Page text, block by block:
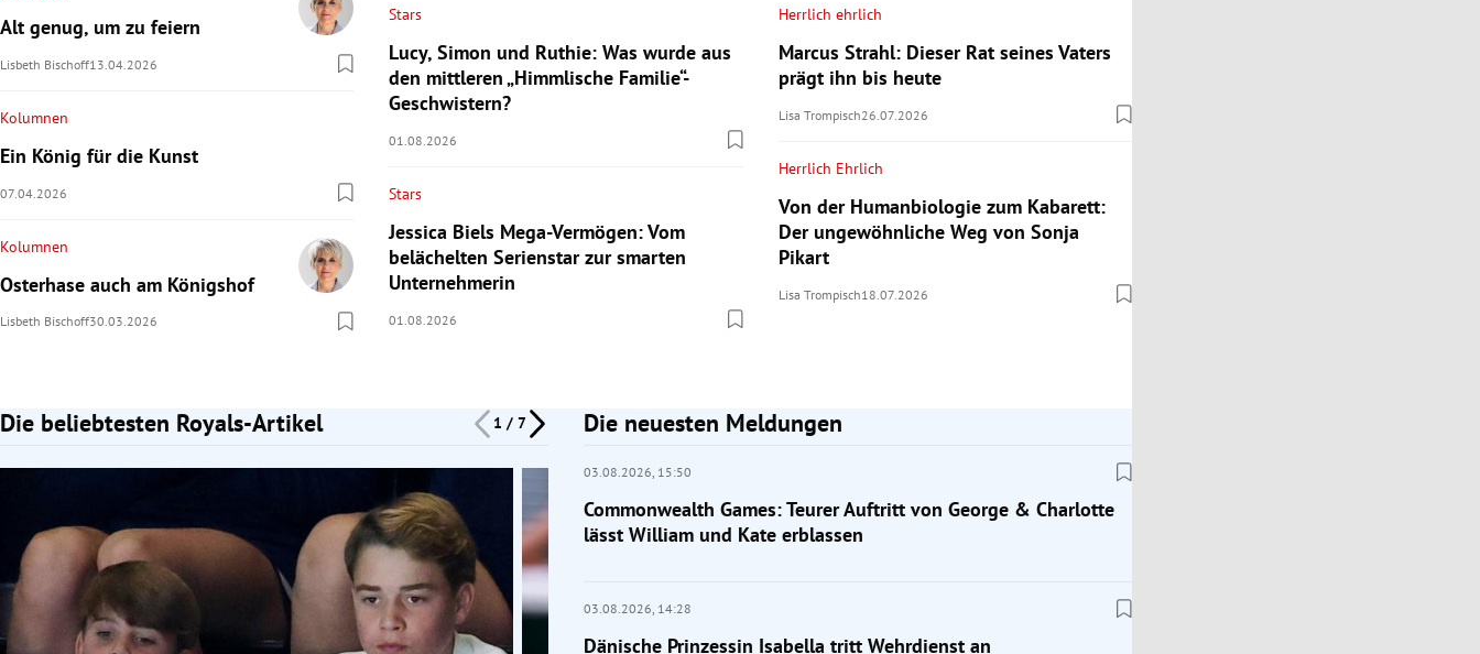
Alt genug, um zu feiern
Lisbeth Bischoff13.04.2026
Kolumnen
Ein König für die Kunst
07.04.2026
Kolumnen
Osterhase auch am Königshof
Lisbeth Bischoff30.03.2026
Stars
Lucy, Simon und Ruthie: Was wurde aus
den mittleren „Himmlische Familie“-
Geschwistern?
01.08.2026
Stars
Jessica Biels Mega-Vermögen: Vom
belächelten Serienstar zur smarten
Unternehmerin
01.08.2026
Herrlich ehrlich
Marcus Strahl: Dieser Rat seines Vaters
prägt ihn bis heute
Lisa Trompisch26.07.2026
Herrlich Ehrlich
Von der Humanbiologie zum Kabarett:
Der ungewöhnliche Weg von Sonja
Pikart
Lisa Trompisch18.07.2026
Die beliebtesten Royals-Artikel 1 / 7
Slide 1 von 7 Die neuesten Meldungen
03.08.2026, 15:50
Commonwealth Games: Teurer Auftritt von George & Charlotte
lässt William und Kate erblassen
03.08.2026, 14:28
Dänische Prinzessin Isabella tritt Wehrdienst an